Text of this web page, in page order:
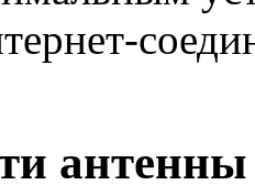
антенны